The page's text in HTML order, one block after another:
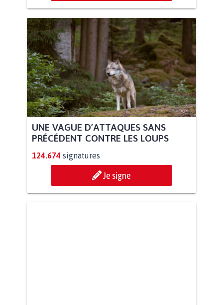
UNE VAGUE D’ATTAQUES SANS
PRÉCÉDENT CONTRE LES LOUPS
124.674 signatures
Je signe